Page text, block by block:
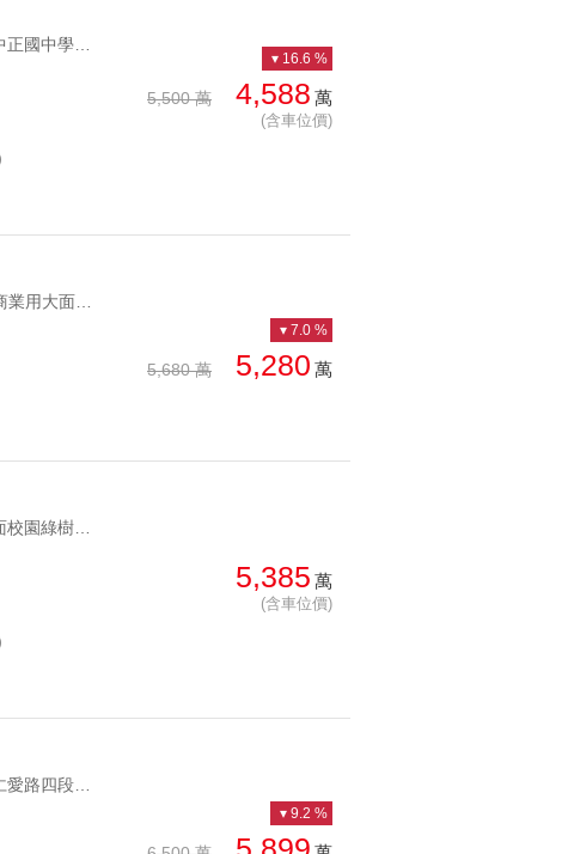
5,500 萬 4,588 萬
(含車位價)
16.6 %
5,680 萬 5,280 萬
7.0 %
5,385 萬
(含車位價)
9.2 %